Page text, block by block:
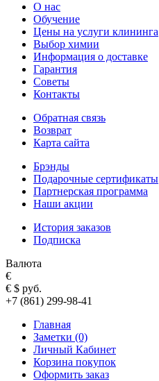
О нас
Обучение
Цены на услуги клининга
Выбор химии
Информация о доставке
Гарантия
Советы
Контакты
Обратная связь
Возврат
Карта сайта
Брэнды
Подарочные сертификаты
Партнерская программа
Наши акции
История заказов
Подписка
Валюта
€
€ $ руб.
+7 (861) 299-98-41
Главная
Заметки (0)
Личный Кабинет
Корзина покупок
Оформить заказ